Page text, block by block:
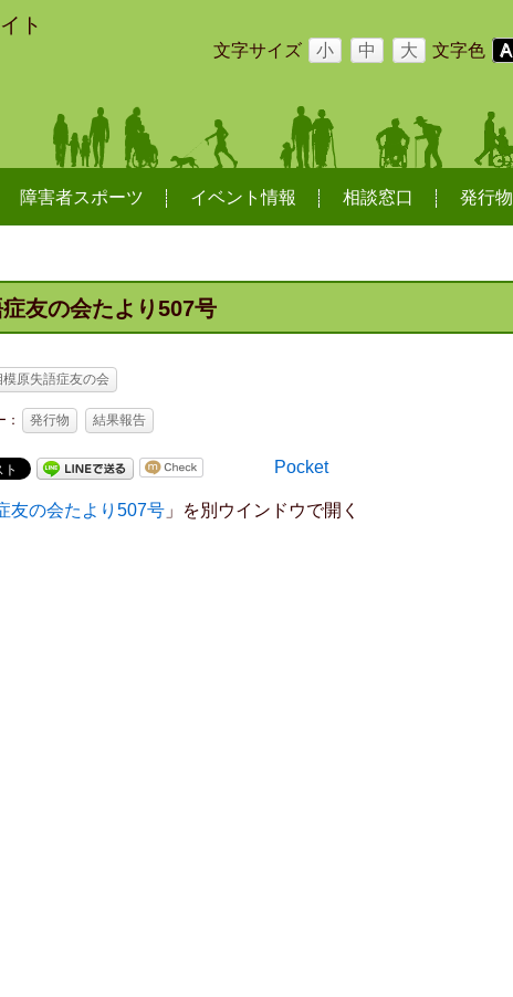
ト
文字サイズ 小 中 大 文字色 A
障害者スポーツ イベント情報 相談窓口 発行物
友の会たより507号
模原失語症友の会
発行物 結果報告
Pocket
友の会たより507号 」を別ウインドウで開く